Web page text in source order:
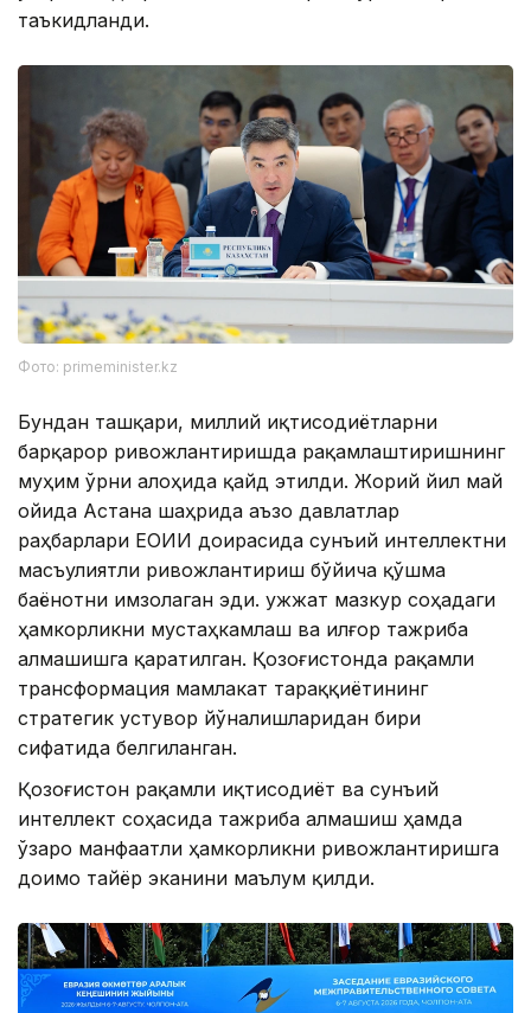
таъкидланди.
Фото: primeminister.kz
Бундан ташқари, миллий иқтисодиётларни
барқарор ривожлантиришда рақамлаштиришнинг
муҳим ўрни алоҳида қайд этилди. Жорий йил май
ойида Астана шаҳрида аъзо давлатлар
раҳбарлари ЕОИИ доирасида сунъий интеллектни
масъулиятли ривожлантириш бўйича қўшма
баёнотни имзолаган эди. Ҳужжат мазкур соҳадаги
ҳамкорликни мустаҳкамлаш ва илғор тажриба
алмашишга қаратилган. Қозоғистонда рақамли
трансформация мамлакат тараққиётининг
стратегик устувор йўналишларидан бири
сифатида белгиланган.
Қозоғистон рақамли иқтисодиёт ва сунъий
интеллект соҳасида тажриба алмашиш ҳамда
ўзаро манфаатли ҳамкорликни ривожлантиришга
доимо тайёр эканини маълум қилди.